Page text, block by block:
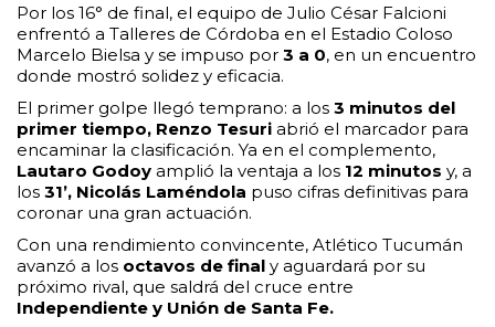
Por los 16° de final, el equipo de Julio César Falcioni
enfrentó a Talleres de Córdoba en el Estadio Coloso
Marcelo Bielsa y se impuso por 3 a 0, en un encuentro
donde mostró solidez y eficacia.
El primer golpe llegó temprano: a los 3 minutos del
primer tiempo, Renzo Tesuri abrió el marcador para
encaminar la clasificación. Ya en el complemento,
Lautaro Godoy amplió la ventaja a los 12 minutos y, a
los 31’, Nicolás Laméndola puso cifras definitivas para
coronar una gran actuación.
Con una rendimiento convincente, Atlético Tucumán
avanzó a los octavos de final y aguardará por su
próximo rival, que saldrá del cruce entre
Independiente y Unión de Santa Fe.